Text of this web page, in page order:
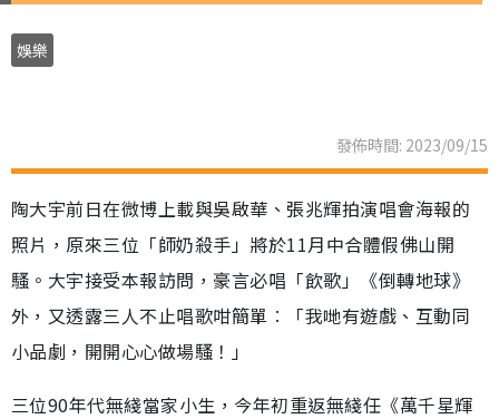
娛樂
發佈時間: 2023/09/15
陶大宇前日在微博上載與吳啟華、張兆輝拍演唱會海報的
照片，原來三位「師奶殺手」將於11月中合體假佛山開
騷。大宇接受本報訪問，豪言必唱「飲歌」《倒轉地球》
外，又透露三人不止唱歌咁簡單︰「我哋有遊戲、互動同
小品劇，開開心心做場騷！」
三位90年代無綫當家小生，今年初重返無綫任《萬千星輝